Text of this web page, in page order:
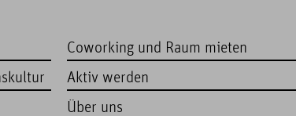
Coworking und Raum mieten
Aktiv werden
Über uns